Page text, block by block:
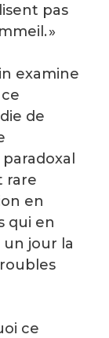
pas
»
examine
de
rare
en
qui en
jour la
ce